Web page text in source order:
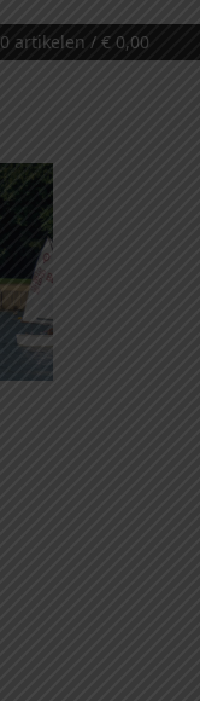
0 artikelen / € 0,00